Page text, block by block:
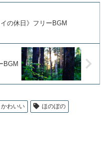
イの休日》フリーBGM
BGM
かわいい
ほのぼの